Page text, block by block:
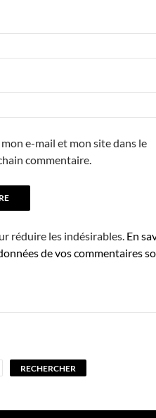
e-mail et mon site dans le
commentaire.
réduire les indésirables. En
de vos commentaires
RECHERCHER